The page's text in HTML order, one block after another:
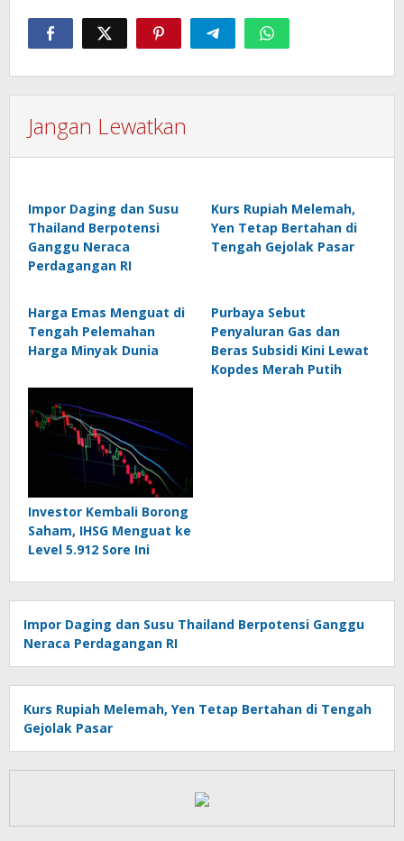
Jangan Lewatkan
Impor Daging dan Susu
Thailand Berpotensi
Ganggu Neraca
Perdagangan RI
Kurs Rupiah Melemah,
Yen Tetap Bertahan di
Tengah Gejolak Pasar
Harga Emas Menguat di
Tengah Pelemahan
Harga Minyak Dunia
Purbaya Sebut
Penyaluran Gas dan
Beras Subsidi Kini Lewat
Kopdes Merah Putih
Investor Kembali Borong
Saham, IHSG Menguat ke
Level 5.912 Sore Ini
Impor Daging dan Susu Thailand Berpotensi Ganggu
Neraca Perdagangan RI
Kurs Rupiah Melemah, Yen Tetap Bertahan di Tengah
Gejolak Pasar